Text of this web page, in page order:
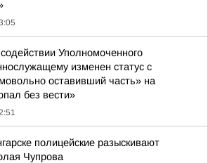
Уполномоченного
изменен статус с
оставивший часть» на
без вести»
полицейские разыскивают
Чупрова